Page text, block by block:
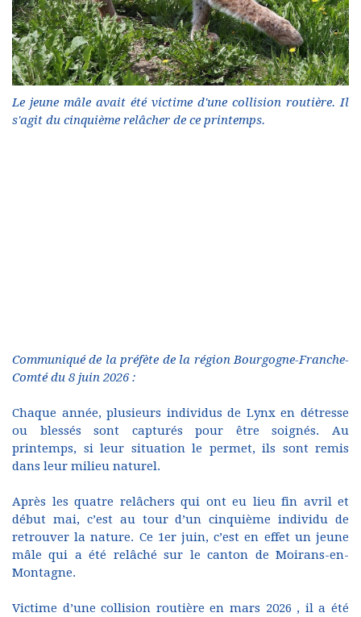
Le jeune mâle avait été victime d'une collision routière. Il
s'agit du cinquième relâcher de ce printemps.
Communiqué de la préfète de la région Bourgogne-Franche-
Comté du 8 juin 2026 :
Chaque année, plusieurs individus de Lynx en détresse
ou blessés sont capturés pour être soignés. Au
printemps, si leur situation le permet, ils sont remis
dans leur milieu naturel.
Après les quatre relâchers qui ont eu lieu fin avril et
début mai, c’est au tour d’un cinquième individu de
retrouver la nature. Ce 1er juin, c’est en effet un jeune
mâle qui a été relâché sur le canton de Moirans-en-
Montagne.
Victime d’une collision routière en mars 2026 , il a été